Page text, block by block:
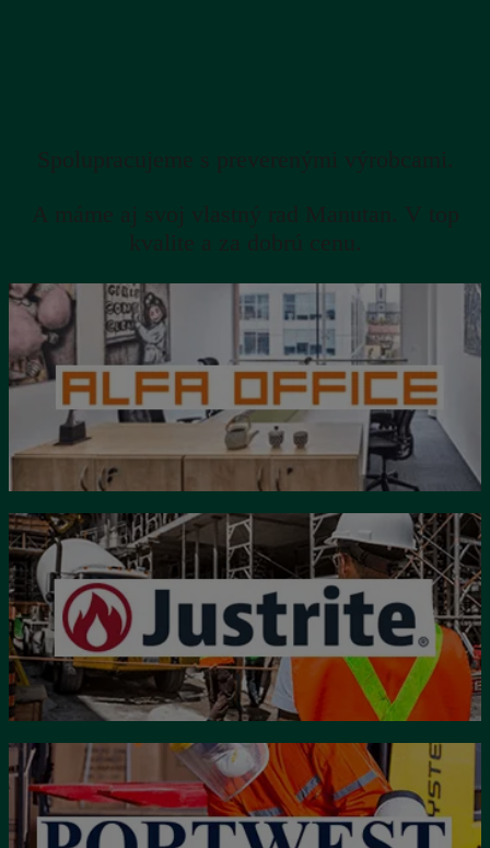
Spolupracujeme s preverenými výrobcami.
A máme aj svoj vlastný rad Manutan. V top
kvalite a za dobrú cenu.